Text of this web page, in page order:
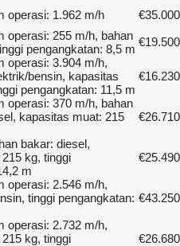
operasi: 1.962 m/h
€35.000
operasi: 255 m/h, bahan
pengangkatan: 8,5 m
€19.500
operasi: 3.904 m/h,
bensin, kapasitas
pengangkatan: 11,5 m
€16.230
operasi: 370 m/h, bahan
kapasitas muat: 215
€26.710
bakar: diesel,
kg, tinggi
m
€25.490
operasi: 2.546 m/h,
tinggi pengangkatan: €43.250
operasi: 2.732 m/h,
kg, tinggi
€26.680